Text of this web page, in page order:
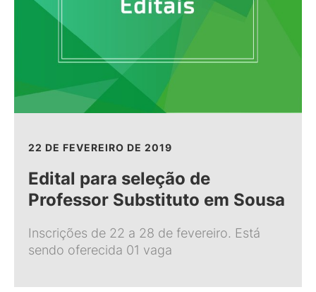
22 DE FEVEREIRO DE 2019
Edital para seleção de
Professor Substituto em Sousa
Inscrições de 22 a 28 de fevereiro. Está
sendo oferecida 01 vaga